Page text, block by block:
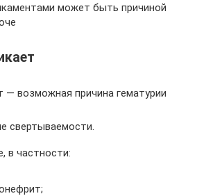
может быть причиной
— возможная причина гематурии
свертываемости.
в частности: